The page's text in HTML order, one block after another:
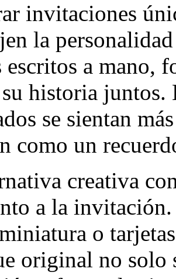
invitaciones
la
escritos a mano,
historia juntos.
se sientan
como un
creativa
a la invitación.
o
original no solo